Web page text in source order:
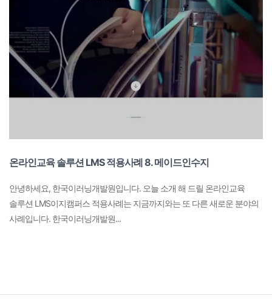
온라인교육 솔루션 LMS 적용사례 8. 메이드인수지
안녕하세요, 한국이러닝개발원입니다. 오늘 소개 해 드릴 온라인교육
솔루션 LMS이지캠퍼스 적용사례는 지금까지와는 또 다른 새로운 분야의
사례입니다. 한국이러닝개발원...